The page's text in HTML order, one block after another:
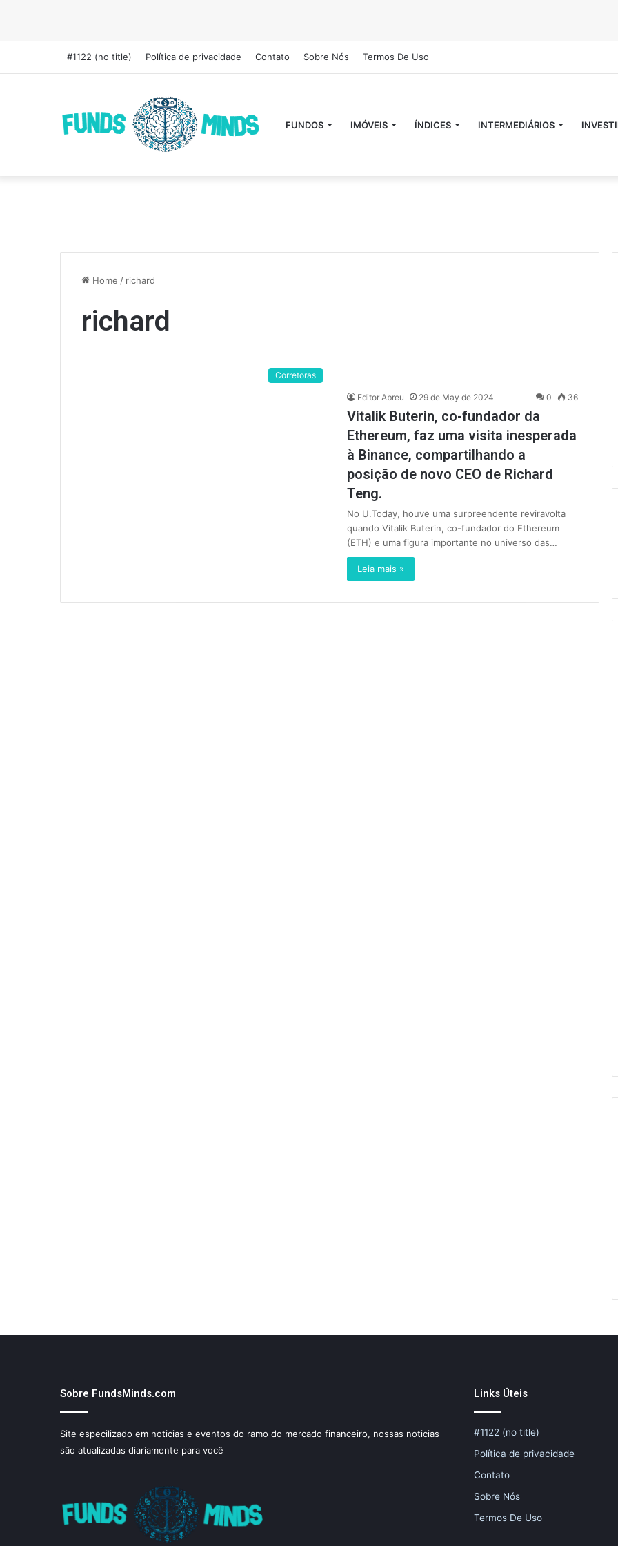
#1122 (no title) Política de privacidade Contato Sobre Nós Termos De Uso
FUNDOS IMÓVEIS ÍNDICES INTERMEDIÁRIOS
Home / richard
richard
Corretoras
Editor Abreu 29 de May de 2024 0 36
Vitalik Buterin, co-fundador da
Ethereum, faz uma visita inesperada
à Binance, compartilhando a
posição de novo CEO de Richard
Teng.
No U.Today, houve uma surpreendente reviravolta
quando Vitalik Buterin, co-fundador do Ethereum
(ETH) e uma figura importante no universo das…
Leia mais »
Sobre FundsMinds.com
Site especilizado em noticias e eventos do ramo do mercado financeiro, nossas noticias
são atualizadas diariamente para você
Links Úteis
#1122 (no title)
Política de privacidade
Contato
Sobre Nós
Termos De Uso